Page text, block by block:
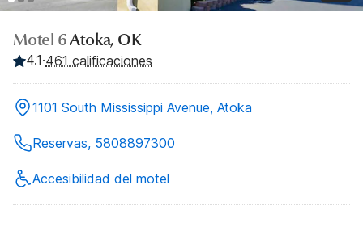
Motel 6Atoka, OK
4.1·461 calificaciones
1101 South Mississippi Avenue, Atoka
Reservas, 5808897300
Accesibilidad del motel